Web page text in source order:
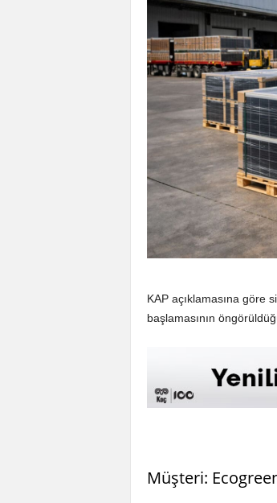
KAP açıklamasına göre
başlamasının
Müşteri: